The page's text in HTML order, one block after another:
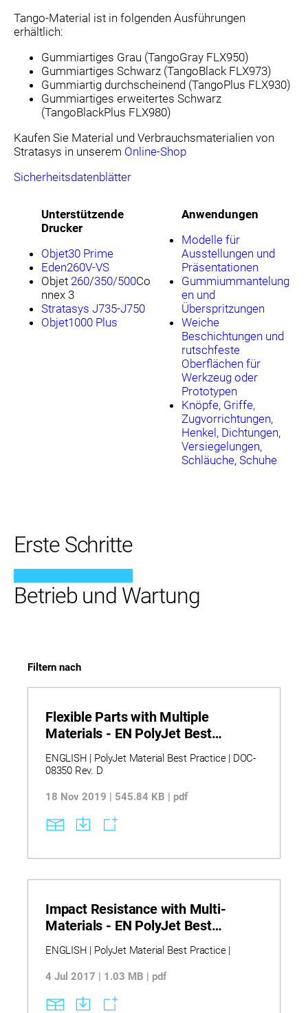
Tango-Material ist in folgenden Ausführungen
erhältlich:
Gummiartiges Grau (TangoGray FLX950)
Gummiartiges Schwarz (TangoBlack FLX973)
Gummiartig durchscheinend (TangoPlus FLX930)
Gummiartiges erweitertes Schwarz
(TangoBlackPlus FLX980)
Kaufen Sie Material und Verbrauchsmaterialien von
Stratasys in unserem Online-Shop
Sicherheitsdatenblätter
Unterstützende
Drucker
Objet30 Prime
Eden260V-VS
Objet 260/350/500Co
nnex 3
Stratasys J735-J750
Objet1000 Plus
Anwendungen
Modelle für
Ausstellungen und
Präsentationen
Gummiummantelung
en und
Überspritzungen
Weiche
Beschichtungen und
rutschfeste
Oberflächen für
Werkzeug oder
Prototypen
Knöpfe, Griffe,
Zugvorrichtungen,
Henkel, Dichtungen,
Versiegelungen,
Schläuche, Schuhe
Erste Schritte
Betrieb und Wartung
Filtern nach
Flexible Parts with Multiple
Materials - EN PolyJet Best
ENGLISH | PolyJet Material Best Practice | DOC-
08350 Rev. D
18 Nov 2019 | 545.84 KB | pdf
Impact Resistance with Multi-
Materials - EN PolyJet Best
ENGLISH | PolyJet Material Best Practice |
4 Jul 2017 | 1.03 MB | pdf